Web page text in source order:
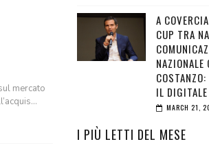
mercato
A
CUP TRA
IL
MARCH 21,
I PIÙ LETTI DEL MESE